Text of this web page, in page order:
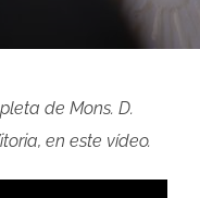
de Mons. D.
en este vídeo.